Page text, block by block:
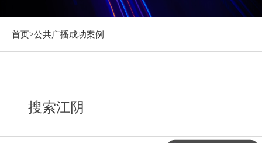
首页>公共广播成功案例
搜索江阴